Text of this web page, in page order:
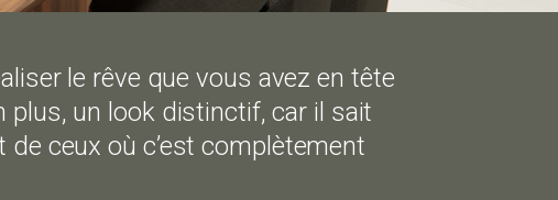
le rêve que vous avez en tête
plus, un look distinctif, car il sait
de ceux où c’est complètement